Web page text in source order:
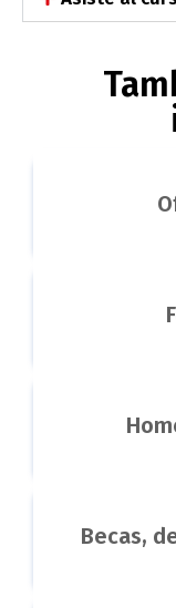
Becas,